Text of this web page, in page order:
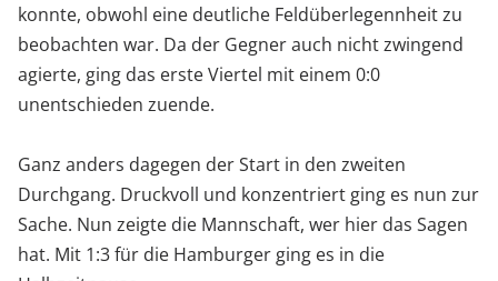
konnte, obwohl eine deutliche Feldüberlegennheit zu
beobachten war. Da der Gegner auch nicht zwingend
agierte, ging das erste Viertel mit einem 0:0
unentschieden zuende.
Ganz anders dagegen der Start in den zweiten
Durchgang. Druckvoll und konzentriert ging es nun zur
Sache. Nun zeigte die Mannschaft, wer hier das Sagen
hat. Mit 1:3 für die Hamburger ging es in die